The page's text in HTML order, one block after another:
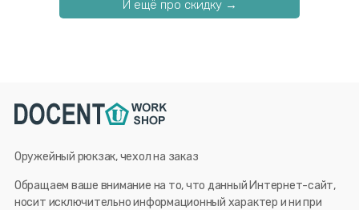
И ещё про скидку →
Оружейный рюкзак, чехол на заказ
Обращаем ваше внимание на то, что данный Интернет-сайт,
носит исключительно информационный характер и ни при